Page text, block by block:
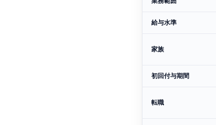
給与水準
家族
初回付与期間
転職